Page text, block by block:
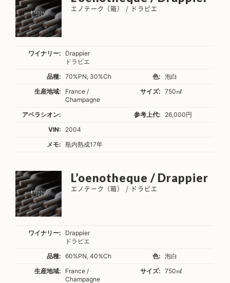
エノテーク（箱） / ドラピエ
ワイナリー:
Drappier
ドラピエ
品種:
70%PN, 30%Ch 色:
泡白
生産地域:
France /
Champagne
サイズ: 750㎖
アペラシオン: 参考上代:
26,000円
VIN:
2004
メモ:
瓶内熟成17年
L’oenotheque / Drappier
エノテーク（箱） / ドラピエ
ワイナリー:
Drappier
ドラピエ
品種:
60%PN, 40%Ch 色:
泡白
生産地域:
France /
Champagne
サイズ: 750㎖